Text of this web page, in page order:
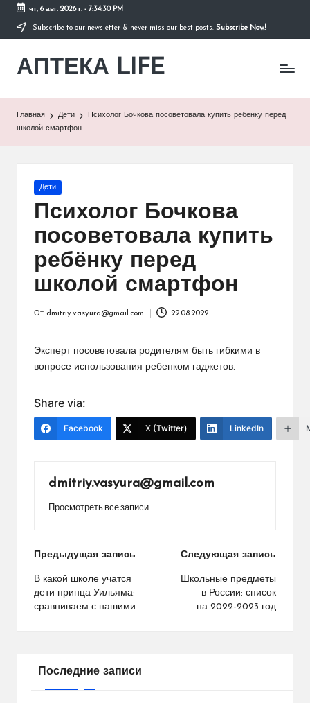
Перейти
содержимому
чт, 6 авг. 2026 г.- 7:34:30 PM
Subscribe to our newsletter & never miss our best posts. Subscribe Now!
АПТЕКА LIFE
сайт
здоровом
Главная Дети
Психолог Бочкова посоветовала купить ребёнку перед
школой смартфон
Опубликовано
Дети
Психолог Бочкова
посоветовала купить
ребёнку перед
школой смартфон
От dmitriy.vasyura@gmail.com 22.08.2022
Эксперт посоветовала родителям быть гибкими в
вопросе использования ребенком гаджетов.
Share via:
Facebook X (Twitter) LinkedIn
dmitriy.vasyura@gmail.com
Просмотреть все записи
Навигация
по
записям
Предыдущая запись
В какой школе учатся
дети принца Уильяма:
сравниваем с нашими
Следующая запись
Школьные предметы
в России: список
на 2022-2023 год
Последние записи